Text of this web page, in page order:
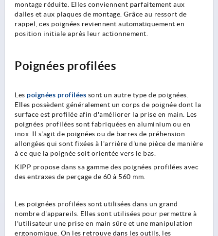
montage réduite. Elles conviennent parfaitement aux
dalles et aux plaques de montage. Grâce au ressort de
rappel, ces poignées reviennent automatiquement en
position initiale après leur actionnement.
Poignées profilées
Les poignées profilées sont un autre type de poignées.
Elles possèdent généralement un corps de poignée dont la
surface est profilée afin d'améliorer la prise en main. Les
poignées profilées sont fabriquées en aluminium ou en
inox. Il s'agit de poignées ou de barres de préhension
allongées qui sont fixées à l'arrière d'une pièce de manière
à ce que la poignée soit orientée vers le bas.
KIPP propose dans sa gamme des poignées profilées avec
des entraxes de perçage de 60 à 560 mm.
Les poignées profilées sont utilisées dans un grand
nombre d'appareils. Elles sont utilisées pour permettre à
l'utilisateur une prise en main sûre et une manipulation
ergonomique. On les retrouve dans les outils, les